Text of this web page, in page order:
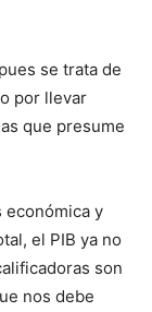
se trata de
por llevar
que presume
económica y
el PIB ya no
son
nos debe